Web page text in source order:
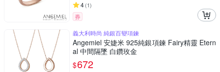
4(1)
券
義大利時尚 純銀百變項鍊
Angemiel 安婕米 925純銀項鍊 Fairy精靈 Etern
al 中間隔墜 白鑽玫金
$672